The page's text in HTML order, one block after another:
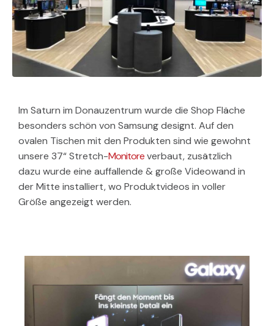
Im Saturn im Donauzentrum wurde die Shop Fläche
besonders schön von Samsung designt. Auf den
ovalen Tischen mit den Produkten sind wie gewohnt
unsere 37“ Stretch-Monitoreverbaut, zusätzlich
dazu wurde eine auffallende & große Videowand in
der Mitte installiert, wo Produktvideos in voller
Größe angezeigt werden.